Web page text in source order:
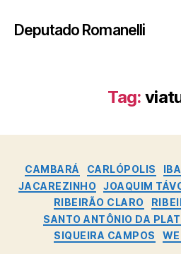
Deputado Romanelli
Tag:
CAMBARÁ CARLÓPOLIS
JACAREZINHO JOAQUIM
RIBEIRÃO CLARO
SANTO ANTÔNIO DA
SIQUEIRA CAMPOS